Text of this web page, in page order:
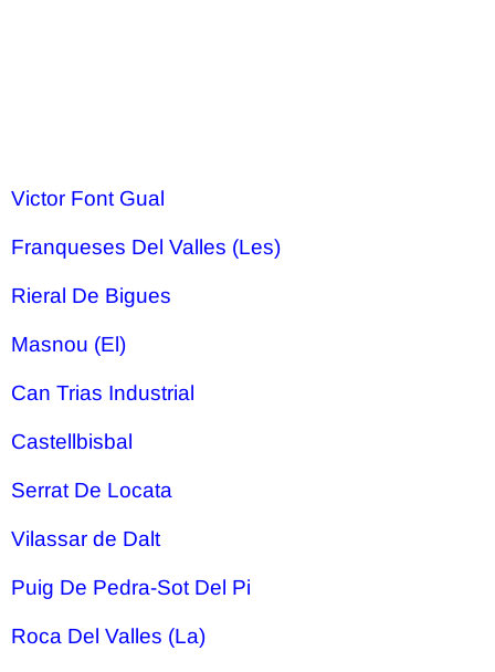
Victor Font Gual
Franqueses Del Valles (Les)
Rieral De Bigues
Masnou (El)
Can Trias Industrial
Castellbisbal
Serrat De Locata
Vilassar de Dalt
Puig De Pedra-Sot Del Pi
Roca Del Valles (La)